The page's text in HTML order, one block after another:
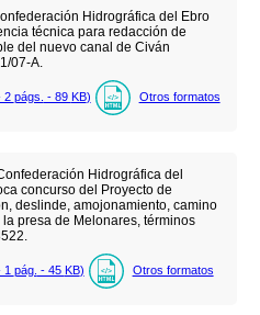
Hidrográfica del Ebro
técnica para redacción de
del nuevo canal de Civán
07-A.
2 págs. - 89 KB) Otros formatos
Hidrográfica del
concurso del Proyecto de
deslinde, amojonamiento, camino
presa de Melonares, términos
1 pág. - 45 KB) Otros formatos